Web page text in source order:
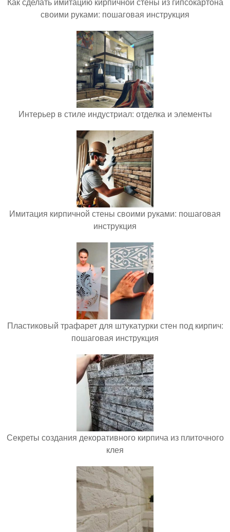
своими руками: пошаговая инструкция
Интерьер в стиле индустриал: отделка и элементы
Имитация кирпичной стены своими руками: пошаговая
инструкция
Пластиковый трафарет для штукатурки стен под кирпич:
пошаговая инструкция
Секреты создания декоративного кирпича из плиточного
клея